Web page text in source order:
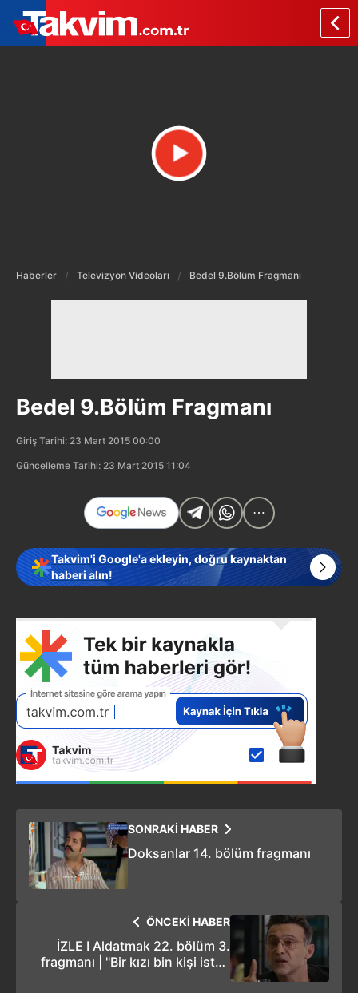
Haberler Televizyon Videoları Bedel 9.Bölüm Fragmanı
Bedel 9.Bölüm Fragmanı
Giriş Tarihi: 23 Mart 2015 00:00
Güncelleme Tarihi: 23 Mart 2015 11:04
Takvim'i Google'a ekleyin, doğru kaynaktan
haberi alın!
SONRAKİ HABER
Doksanlar 14. bölüm fragmanı
ÖNCEKİ HABER
İZLE I Aldatmak 22. bölüm 3.
fragmanı | ''Bir kızı bin kişi ister,